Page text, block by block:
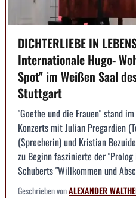
DICHTERLIEBE IN
Internationale Hugo-
Spot" im Weißen Saal
Stuttgart
"Goethe und die Frauen" stand
Konzerts mit Julian Pregardien
(Sprecherin) und Kristian
zu Beginn faszinierte der
Schuberts "Willkommen und
Geschrieben vonALEXANDER